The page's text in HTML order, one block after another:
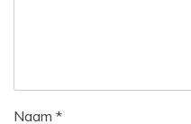
Naam *